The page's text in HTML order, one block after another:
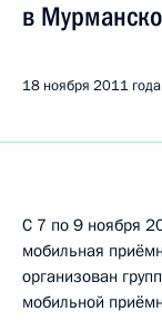
в
18 ноября 2011 года
С 7 по 9 ноября
мобильная
организован
мобильной